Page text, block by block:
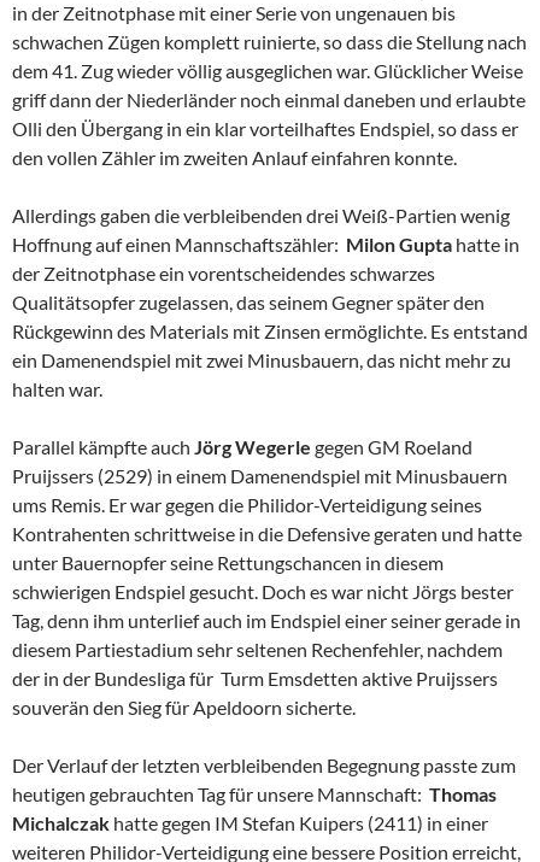
in der Zeitnotphase mit einer Serie von ungenauen bis
schwachen Zügen komplett ruinierte, so dass die Stellung nach
dem 41. Zug wieder völlig ausgeglichen war. Glücklicher Weise
griff dann der Niederländer noch einmal daneben und erlaubte
Olli den Übergang in ein klar vorteilhaftes Endspiel, so dass er
den vollen Zähler im zweiten Anlauf einfahren konnte.
Allerdings gaben die verbleibenden drei Weiß-Partien wenig
Hoffnung auf einen Mannschaftszähler: Milon Gupta hatte in
der Zeitnotphase ein vorentscheidendes schwarzes
Qualitätsopfer zugelassen, das seinem Gegner später den
Rückgewinn des Materials mit Zinsen ermöglichte. Es entstand
ein Damenendspiel mit zwei Minusbauern, das nicht mehr zu
halten war.
Parallel kämpfte auch Jörg Wegerle gegen GM Roeland
Pruijssers (2529) in einem Damenendspiel mit Minusbauern
ums Remis. Er war gegen die Philidor-Verteidigung seines
Kontrahenten schrittweise in die Defensive geraten und hatte
unter Bauernopfer seine Rettungschancen in diesem
schwierigen Endspiel gesucht. Doch es war nicht Jörgs bester
Tag, denn ihm unterlief auch im Endspiel einer seiner gerade in
diesem Partiestadium sehr seltenen Rechenfehler, nachdem
der in der Bundesliga für Turm Emsdetten aktive Pruijssers
souverän den Sieg für Apeldoorn sicherte.
Der Verlauf der letzten verbleibenden Begegnung passte zum
heutigen gebrauchten Tag für unsere Mannschaft: Thomas
Michalczak hatte gegen IM Stefan Kuipers (2411) in einer
weiteren Philidor-Verteidigung eine bessere Position erreicht,